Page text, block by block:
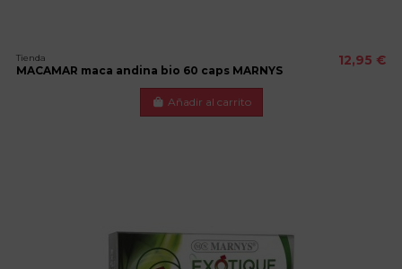
Tienda
MACAMAR maca andina bio 60 caps MARNYS
12,95 €
Añadir al carrito